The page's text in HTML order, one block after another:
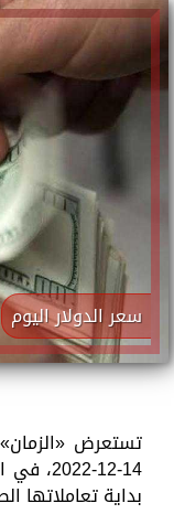
سعر الدولار اليوم
تستعرض
14-12-
بداية تعاملاتها